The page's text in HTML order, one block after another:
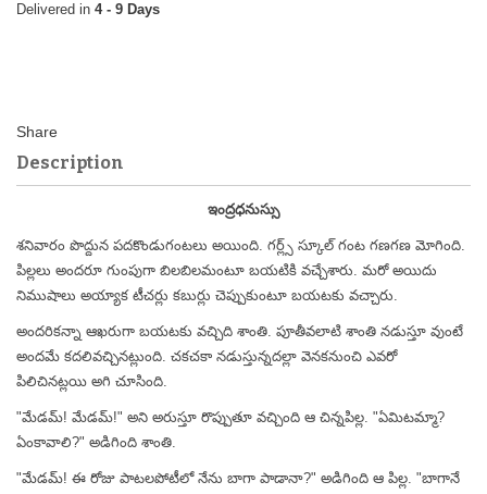
4 - 9 Days
Description
ఇంద్రధనుస్సు
శనివారం పొద్దున పదకొండుగంటలు అయింది. గర్ల్స్ స్కూల్ గంట గణగణ మోగింది.
పిల్లలు అందరూ గుంపుగా బిలబిలమంటూ బయటికి వచ్చేశారు. మరో అయిదు
నిముషాలు అయ్యాక టీచర్లు కబుర్లు చెప్పుకుంటూ బయటకు వచ్చారు.
అందరికన్నా ఆఖరుగా బయటకు వచ్చిది శాంతి. పూతీవలాటి శాంతి నడుస్తూ వుంటే
అందమే కదలివచ్చినట్లుంది. చకచకా నడుస్తున్నదల్లా వెనకనుంచి ఎవరో
పిలిచినట్లయి అగి చూసింది.
"మేడమ్! మేడమ్!" అని అరుస్తూ రొప్పుతూ వచ్చింది ఆ చిన్నపిల్ల. "ఏమిటమ్మా?
ఏంకావాలి?" అడిగింది శాంతి.
"మేడమ్! ఈ రోజు పాటలపోటీలో నేను బాగా పాడానా?" అడిగింది ఆ పిల్ల. "బాగానే